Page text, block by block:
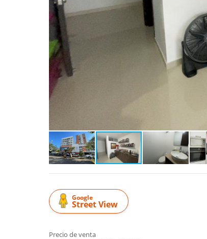
Google
Street View
Precio de venta